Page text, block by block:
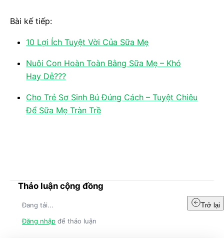
Trở lại
Bài kế tiếp:
10 Lợi Ích Tuyệt Vời Của Sữa Mẹ
Nuôi Con Hoàn Toàn Bằng Sữa Mẹ – Khó
Hay Dễ???
Cho Trẻ Sơ Sinh Bú Đúng Cách – Tuyệt Chiêu
Để Sữa Mẹ Tràn Trề
Thảo luận cộng đồng
Đang tải...
Đăng nhập để thảo luận